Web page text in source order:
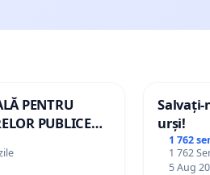
PENTRU
PUBLICE
ROMÂNIA
Salvați-
urși!
1 762
1 762
5 Aug